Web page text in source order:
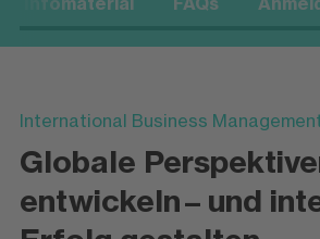
Campus+
International Business
Globale
entwickeln – und